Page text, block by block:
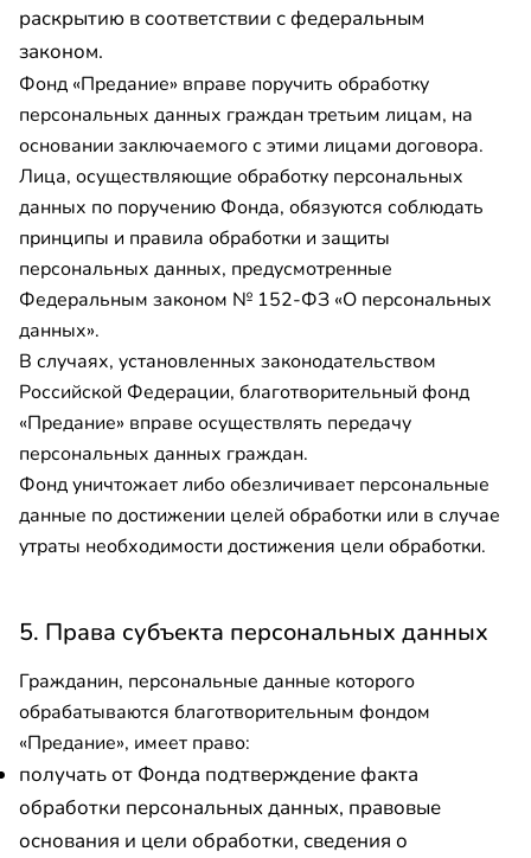
раскрытию в соответствии с федеральным
законом.
Фонд «Предание» вправе поручить обработку
персональных данных граждан третьим лицам, на
основании заключаемого с этими лицами договора.
Лица, осуществляющие обработку персональных
данных по поручению Фонда, обязуются соблюдать
принципы и правила обработки и защиты
персональных данных, предусмотренные
Федеральным законом № 152-ФЗ «О персональных
данных».
В случаях, установленных законодательством
Российской Федерации, благотворительный фонд
«Предание» вправе осуществлять передачу
персональных данных граждан.
Фонд уничтожает либо обезличивает персональные
данные по достижении целей обработки или в случае
утраты необходимости достижения цели обработки.
5. Права субъекта персональных данных
Гражданин, персональные данные которого
обрабатываются благотворительным фондом
«Предание», имеет право:
получать от Фонда подтверждение факта
обработки персональных данных, правовые
основания и цели обработки, сведения о